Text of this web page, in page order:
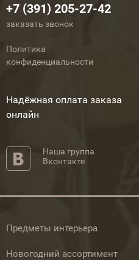
+7 (391) 205-27-42
заказать звонок
Политика
конфиденциальности
Надёжная оплата заказа
онлайн
Наша группа
Вконтакте
Предметы интерьера
Новогодний ассортимент